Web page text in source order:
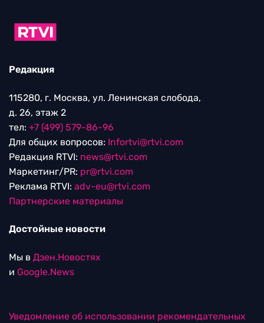
Редакция
115280, г. Москва, ул. Ленинская слобода,
д. 26, этаж 2
тел: +7 (499) 579-86-96
Для общих вопросов: Infortvi@rtvi.com
Редакция RTVI: news@rtvi.com
Маркетинг/PR: pr@rtvi.com
Реклама RTVI: adv-eu@rtvi.com
Партнерские материалы
Достойные новости
Мы в Дзен.Новостях
и Google.News
Уведомление об использовании рекомендательных